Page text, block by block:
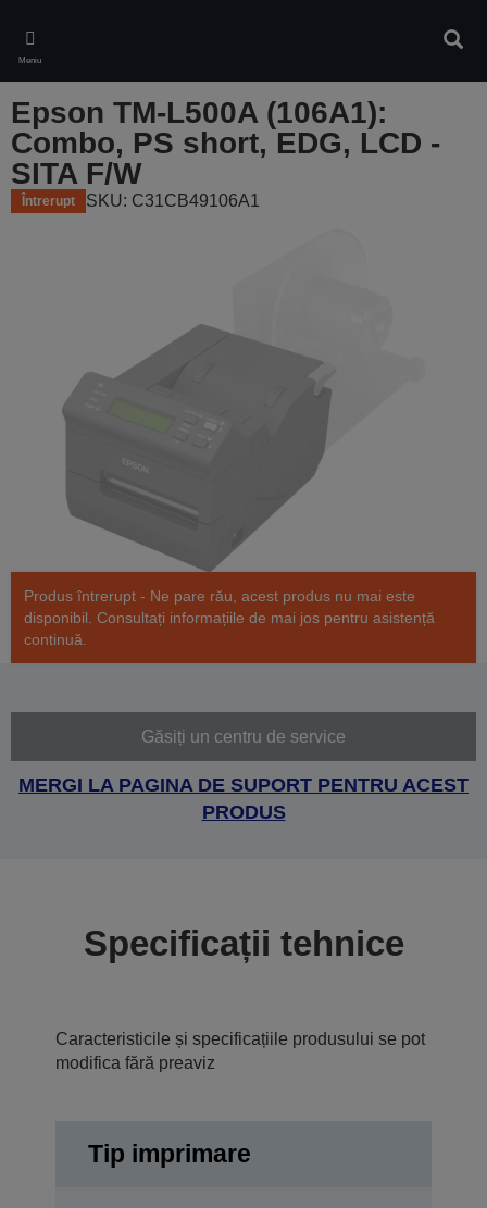
main
content
Meniu
Epson TM-L500A (106A1):
Combo, PS short, EDG, LCD -
SITA F/W
Întrerupt SKU: C31CB49106A1
Produs întrerupt - Ne pare rău, acest produs nu mai este
disponibil. Consultați informațiile de mai jos pentru asistență
continuă.
Găsiți un centru de service
MERGI LA PAGINA DE SUPORT PENTRU ACEST
PRODUS
Specificații tehnice
Caracteristicile și specificațiile produsului se pot
modifica fără preaviz
Tip imprimare